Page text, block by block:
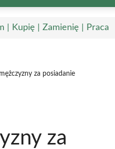
| Kupię | Zamienię | Praca
za posiadanie
za